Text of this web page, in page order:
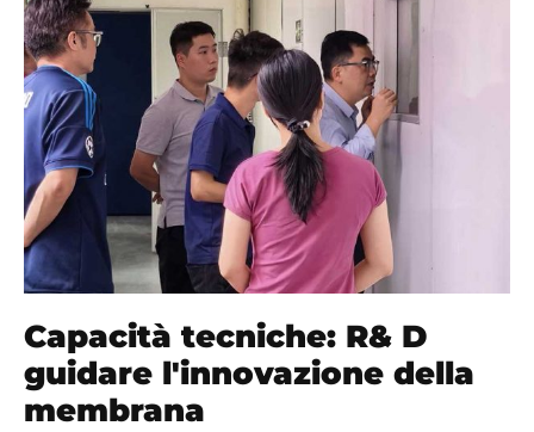
Capacità tecniche: R& D
guidare l'innovazione della
membrana